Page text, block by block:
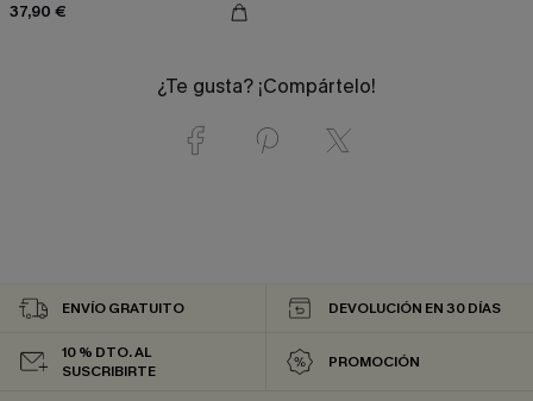
37,90 €
¿Te gusta? ¡Compártelo!
ENVÍO GRATUITO DEVOLUCIÓN EN 30 DÍAS
10 % DTO. AL
SUSCRIBIRTE
PROMOCIÓN